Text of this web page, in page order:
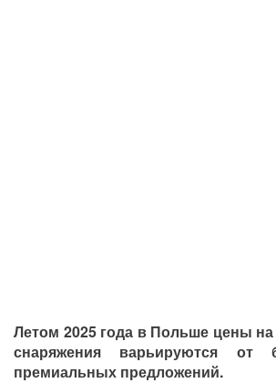
Летом 2025 года в Польше цены
снаряжения варьируются от
премиальных предложений.